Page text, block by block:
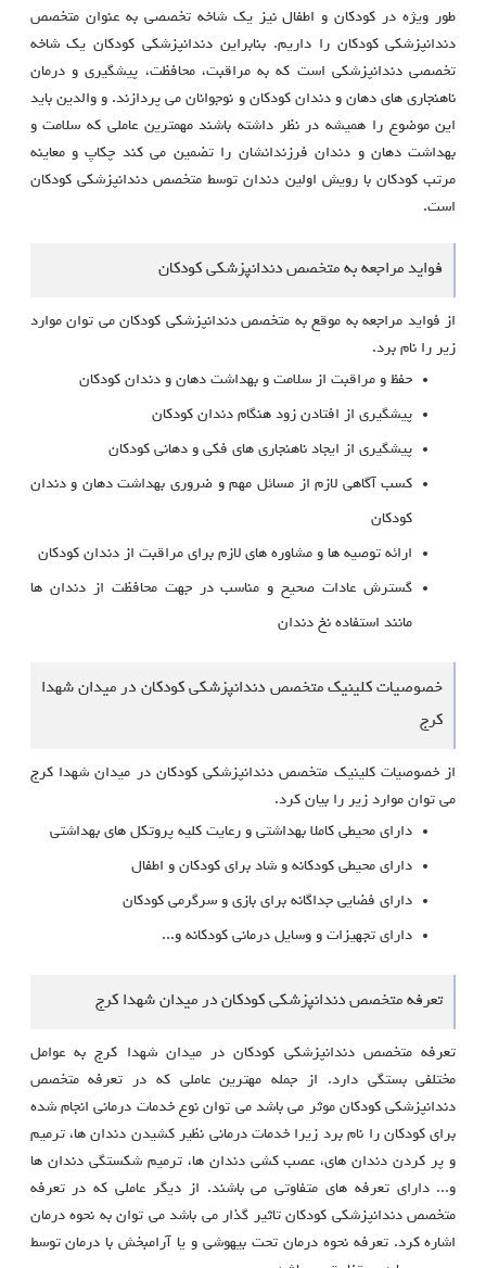
طور ویژه در کودکان و اطفال نیز یک شاخه تخصصی به عنوان متخصص
دندانپزشکی کودکان را داریم. بنابراین دندانپزشکی کودکان یک شاخه
تخصصی دندانپزشکی است که به مراقبت، محافظت، پیشگیری و درمان
ناهنجاری های دهان و دندان کودکان و نوجوانان می پردازند. و والدین باید
این موضوع را همیشه در نظر داشته باشند مهمترین عاملی که سلامت و
بهداشت دهان و دندان فرزندانشان را تضمین می کند چکاپ و معاینه
مرتب کودکان با رویش اولین دندان توسط متخصص دندانپزشکی کودکان
است.
فواید مراجعه به متخصص دندانپزشکی کودکان
از فواید مراجعه به موقع به متخصص دندانپزشکی کودکان می توان موارد
زیر را نام برد.
حفظ و مراقبت از سلامت و بهداشت دهان و دندان کودکان
پیشگیری از افتادن زود هنگام دندان کودکان
پیشگیری از ایجاد ناهنجاری های فکی و دهانی کودکان
کسب آگاهی لازم از مسائل مهم و ضروری بهداشت دهان و دندان
کودکان
ارائه توصیه ها و مشاوره های لازم برای مراقبت از دندان کودکان
گسترش عادات صحیح و مناسب در جهت محافظت از دندان ها
مانند استفاده نخ دندان
خصوصیات کلینیک متخصص دندانپزشکی کودکان در میدان شهدا
کرج
از خصوصیات کلینیک متخصص دندانپزشکی کودکان در میدان شهدا کرج
می توان موارد زیر را بیان کرد.
دارای محیطی کاملا بهداشتی و رعایت کلیه پروتکل های بهداشتی
دارای محیطی کودکانه و شاد برای کودکان و اطفال
دارای فضایی جداگانه برای بازی و سرگرمی کودکان
دارای تجهیزات و وسایل درمانی کودکانه و...
تعرفه متخصص دندانپزشکی کودکان در میدان شهدا کرج
تعرفه متخصص دندانپزشکی کودکان در میدان شهدا کرج به عوامل
مختلفی بستگی دارد. از جمله مهترین عاملی که در تعرفه متخصص
دندانپزشکی کودکان موثر می باشد می توان نوع خدمات درمانی انجام شده
برای کودکان را نام برد زیرا خدمات درمانی نظیر کشیدن دندان ها، ترمیم
و پر کردن دندان های، عصب کشی دندان ها، ترمیم شکستگی دندان ها
و... دارای تعرفه های متفاوتی می باشند. از دیگر عاملی که در تعرفه
متخصص دندانپزشکی کودکان تاثیر گذار می باشد می توان به نحوه درمان
اشاره کرد. تعرفه نحوه درمان تحت بیهوشی و یا آرامبخش با درمان توسط